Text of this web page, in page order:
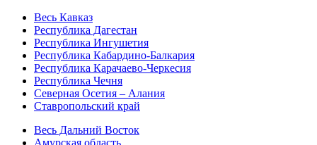
Весь Кавказ
Республика Дагестан
Республика Ингушетия
Республика Кабардино-Балкария
Республика Карачаево-Черкесия
Республика Чечня
Северная Осетия – Алания
Ставропольский край
Весь Дальний Восток
Амурская область